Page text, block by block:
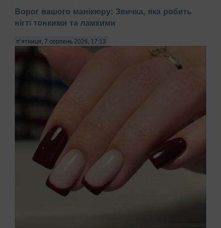
Ворог вашого манікюру: Звичка, яка робить
нігті тонкими та ламкими
п’ятниця, 7 серпень 2026, 17:13